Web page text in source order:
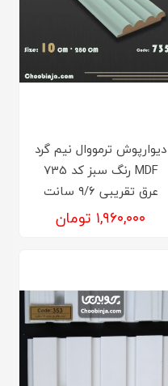
دیوارپوش ترمووال نیم گرد
MDF رنگ سبز کد 735
عرق تقریبی ۹/۶ سانت
۱,۹۶۰,۰۰۰ تومان